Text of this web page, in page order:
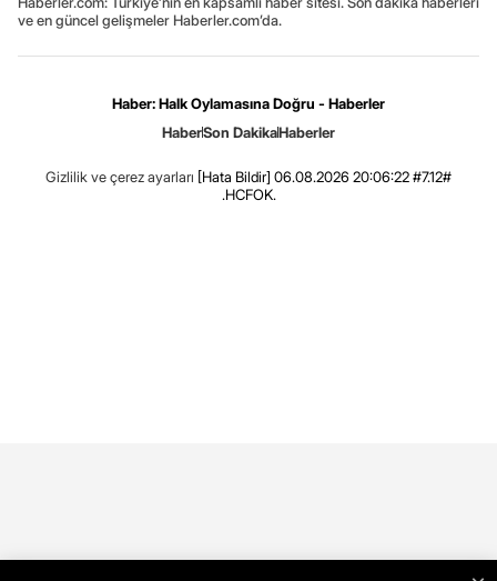
ve en güncel gelişmeler Haberler.com’da.
Haber: Halk Oylamasına Doğru - Haberler
HaberSon DakikaHaberler
Gizlilik ve çerez ayarları [Hata Bildir] 06.08.2026 20:06:22 #7.12#
.HCFOK.